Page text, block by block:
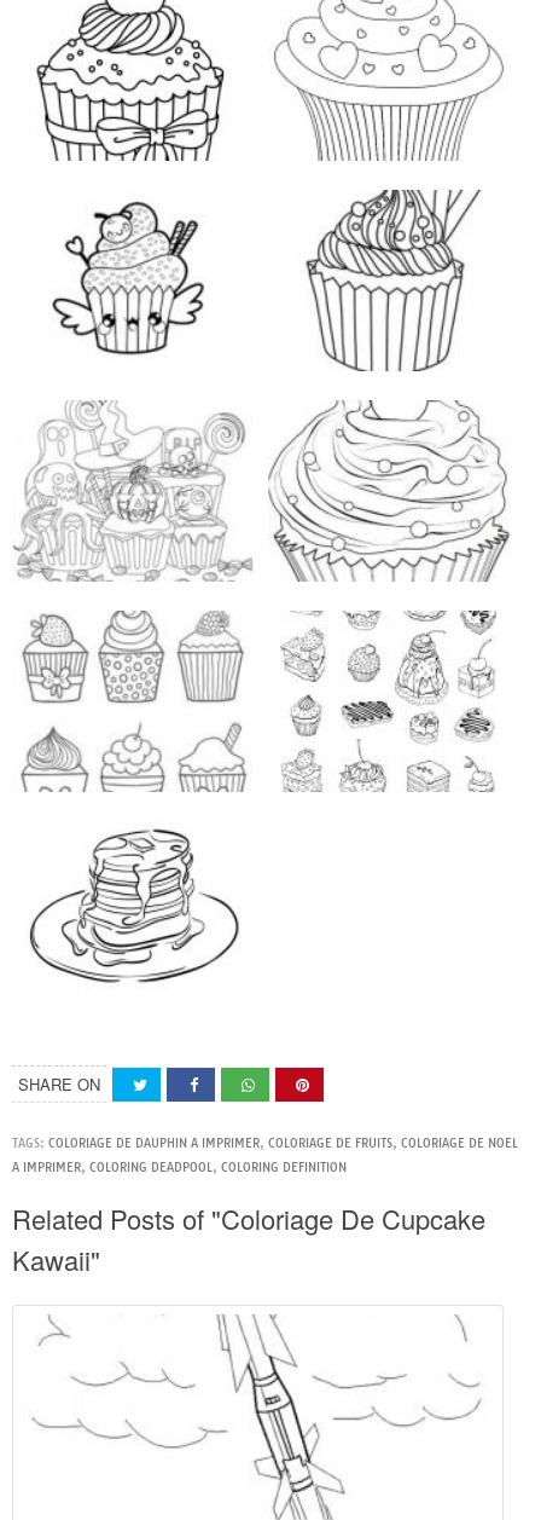
SHARE ON
TAGS: COLORIAGE DE DAUPHIN A IMPRIMER, COLORIAGE DE FRUITS, COLORIAGE DE NOEL
A IMPRIMER, COLORING DEADPOOL , COLORING DEFINITION
Related Posts of "Coloriage De Cupcake
Kawaii"